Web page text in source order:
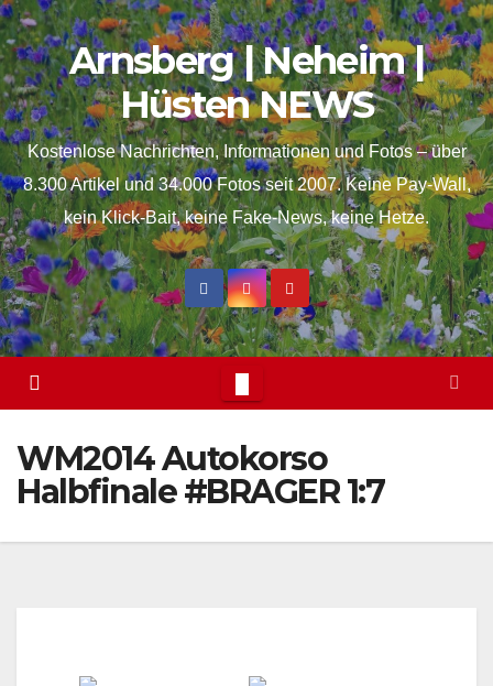
springen
Skip
to
content
Arnsberg | Neheim |
Hüsten NEWS
Kostenlose Nachrichten, Informationen und Fotos – über
8.300 Artikel und 34.000 Fotos seit 2007. Keine Pay-Wall,
kein Klick-Bait, keine Fake-News, keine Hetze.
WM2014 Autokorso
Halbfinale #BRAGER 1:7